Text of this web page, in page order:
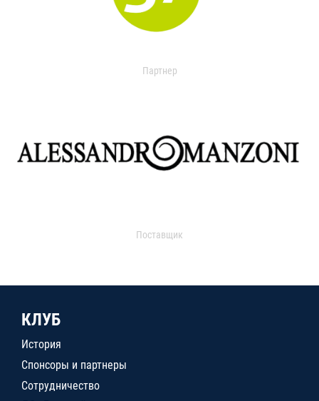
Партнер
Поставщик
КЛУБ
История
Спонсоры и партнеры
Сотрудничество